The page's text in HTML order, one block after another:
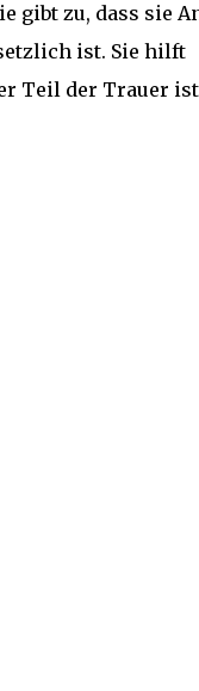
gibt zu, dass sie
ist. Sie hilft
Teil der Trauer